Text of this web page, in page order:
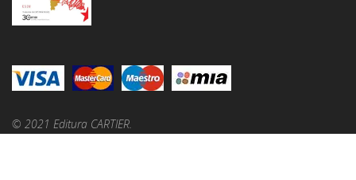
© 2021 Editura CARTIER.